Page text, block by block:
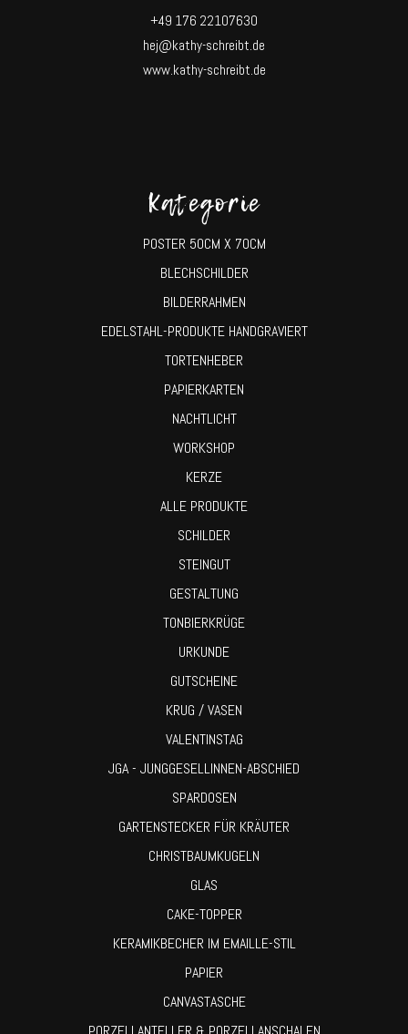
+49 176 22107630
hej@kathy-schreibt.de
www.kathy-schreibt.de
Kategorie
POSTER 50CM X 70CM
BLECHSCHILDER
BILDERRAHMEN
EDELSTAHL-PRODUKTE HANDGRAVIERT
TORTENHEBER
PAPIERKARTEN
NACHTLICHT
WORKSHOP
KERZE
ALLE PRODUKTE
SCHILDER
STEINGUT
GESTALTUNG
TONBIERKRÜGE
URKUNDE
GUTSCHEINE
KRUG / VASEN
VALENTINSTAG
JGA - JUNGGESELLINNEN-ABSCHIED
SPARDOSEN
GARTENSTECKER FÜR KRÄUTER
CHRISTBAUMKUGELN
GLAS
CAKE-TOPPER
KERAMIKBECHER IM EMAILLE-STIL
PAPIER
CANVASTASCHE